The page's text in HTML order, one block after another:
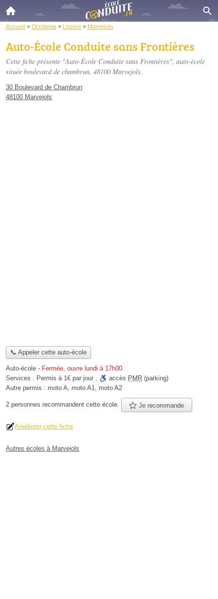
Accueil > Occitanie > Lozère > Marvejols
Auto-École Conduite sans Frontières
Cette fiche présente "Auto-École Conduite sans Frontières", auto-école
située boulevard de chambrun, 48100 Marvejols.
30 Boulevard de Chambrun
48100 Marvejols
📞 Appeler cette auto-école
Auto-école - Fermée, ouvre lundi à 17h00
Services : Permis à 1€ par jour , accès PMR (parking)
Autre permis : moto A, moto A1, moto A2
2 personnes recommandent cette école. Je recommande
Améliorer cette fiche
Autres écoles à Marvejols